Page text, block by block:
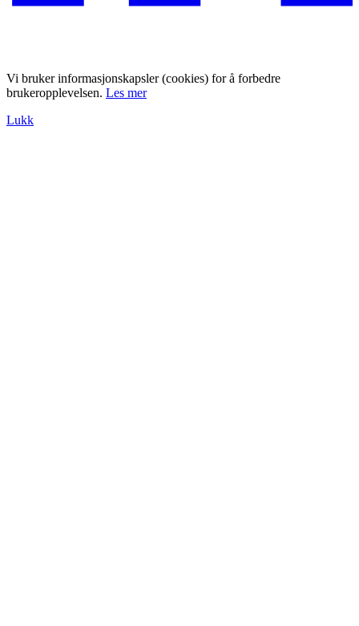
Vi bruker informasjonskapsler (cookies) for å forbedre
brukeropplevelsen. Les mer
Lukk